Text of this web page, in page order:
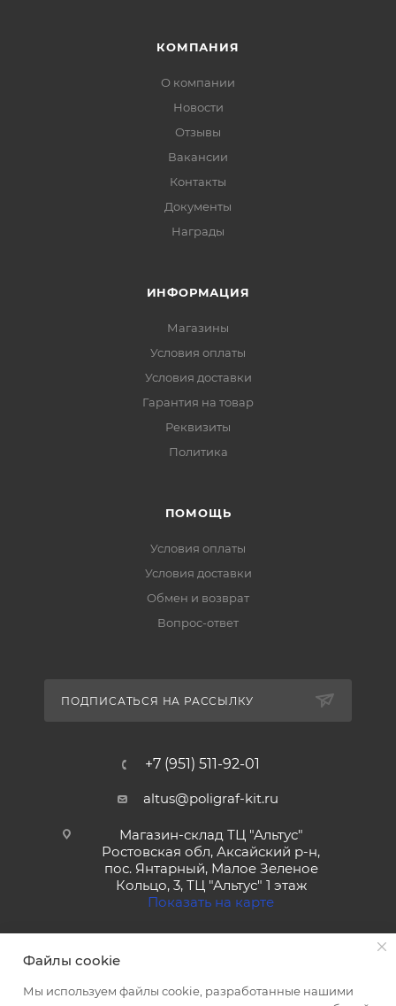
КОМПАНИЯ
О компании
Новости
Отзывы
Вакансии
Контакты
Документы
Награды
ИНФОРМАЦИЯ
Магазины
Условия оплаты
Условия доставки
Гарантия на товар
Реквизиты
Политика
ПОМОЩЬ
Условия оплаты
Условия доставки
Обмен и возврат
Вопрос-ответ
ПОДПИСАТЬСЯ НА РАССЫЛКУ
+7 (951) 511-92-01
altus@poligraf-kit.ru
Магазин-склад ТЦ "Альтус"
Ростовская обл, Аксайский р-н,
пос. Янтарный, Малое Зеленое
Кольцо, 3, ТЦ "Альтус" 1 этаж
Показать на карте
Файлы cookie
Мы используем файлы cookie, разработанные нашими